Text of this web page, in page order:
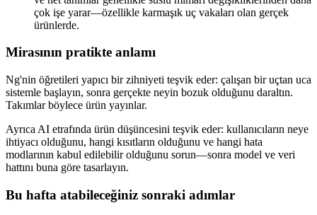
çok işe yarar—özellikle karmaşık uç vakaları olan gerçek
ürünlerde.
Mirasının pratikte anlamı
Ng'nin öğretileri yapıcı bir zihniyeti teşvik eder: çalışan bir uçtan uca
sistemle başlayın, sonra gerçekte neyin bozuk olduğunu daraltın.
Takımlar böylece ürün yayınlar.
Ayrıca AI etrafında ürün düşüncesini teşvik eder: kullanıcıların neye
ihtiyacı olduğunu, hangi kısıtların olduğunu ve hangi hata
modlarının kabul edilebilir olduğunu sorun—sonra model ve veri
hattını buna göre tasarlayın.
Bu hafta atabileceğiniz sonraki adımlar